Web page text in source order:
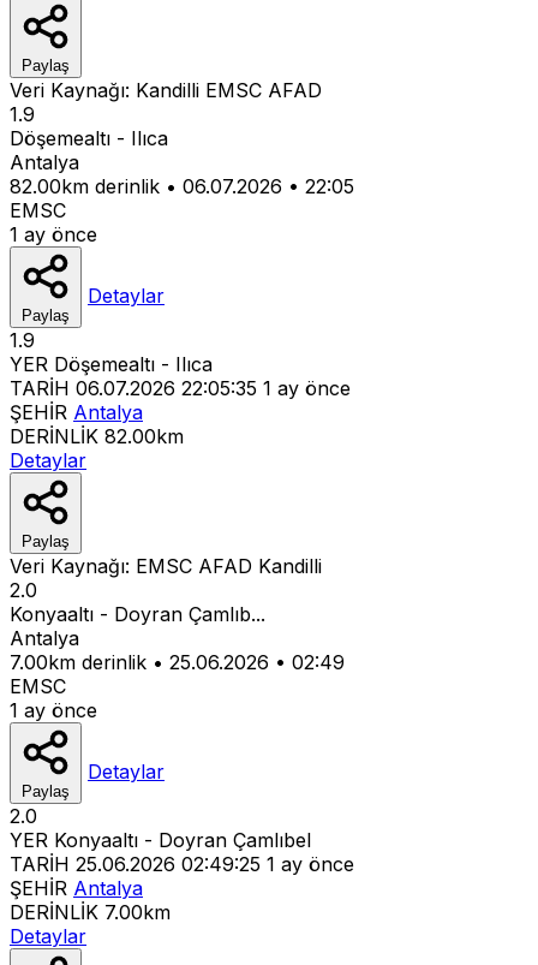
Paylaş
Veri Kaynağı: Kandilli EMSC AFAD
1.9
Döşemealtı - Ilıca
Antalya
82.00km derinlik • 06.07.2026 • 22:05
EMSC
1 ay önce
Paylaş
Detaylar
1.9
YER Döşemealtı - Ilıca
TARİH 06.07.2026 22:05:35 1 ay önce
ŞEHİR Antalya
DERİNLİK 82.00km
Detaylar
Paylaş
Veri Kaynağı: EMSC AFAD Kandilli
2.0
Konyaaltı - Doyran Çamlıb...
Antalya
7.00km derinlik • 25.06.2026 • 02:49
EMSC
1 ay önce
Paylaş
Detaylar
2.0
YER Konyaaltı - Doyran Çamlıbel
TARİH 25.06.2026 02:49:25 1 ay önce
ŞEHİR Antalya
DERİNLİK 7.00km
Detaylar